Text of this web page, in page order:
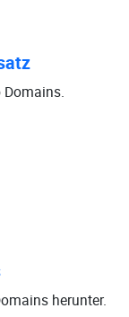
Domains.
herunter.